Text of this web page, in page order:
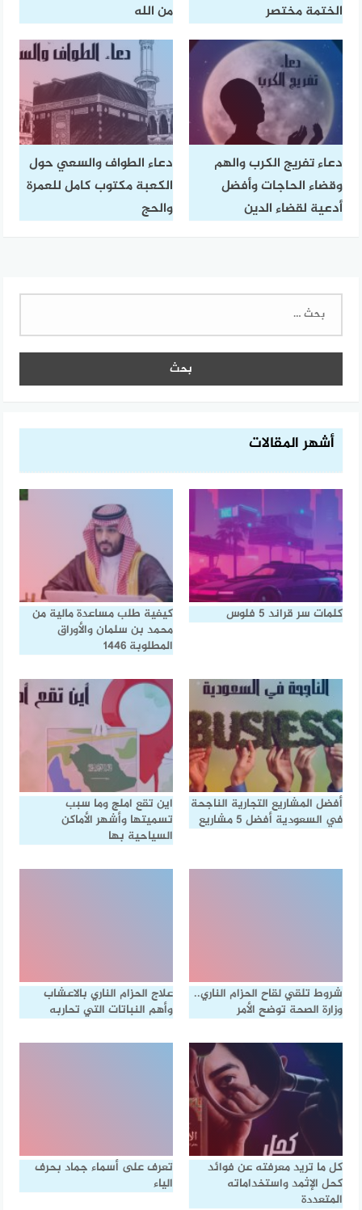
الختمة مختصر من الله
دعاء تفريج الكرب والهم
وقضاء الحاجات وأفضل
أدعية لقضاء الدين
دعاء الطواف والسعي حول
الكعبة مكتوب كامل للعمرة
والحج
البحث
أشهر المقالات
كلمات سر قراند 5 فلوس
كيفية طلب مساعدة مالية من
محمد بن سلمان والأوراق
المطلوبة 1446
أفضل المشاريع التجارية الناجحة
في السعودية أفضل 5 مشاريع
اين تقع املج وما سبب
تسميتها وأشهر الأماكن
السياحية بها
شروط تلقي لقاح الحزام الناري..
وزارة الصحة توضح الأمر
علاج الحزام الناري بالاعشاب
وأهم النباتات التي تحاربه
كل ما تريد معرفته عن فوائد
كحل الإثمد واستخداماته
المتعددة
تعرف على أسماء جماد بحرف
الياء